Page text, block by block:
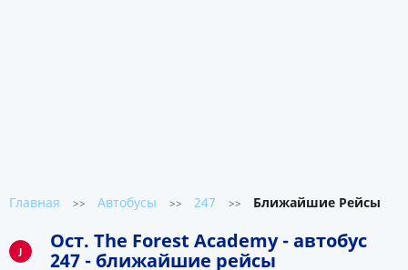
Главная >> Автобусы >> 247 >> Ближайшие Рейсы
J
Ост. The Forest Academy - автобус
247 - ближайшие рейсы